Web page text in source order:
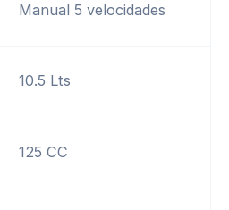
Manual 5 velocidades
10.5 Lts
125 CC